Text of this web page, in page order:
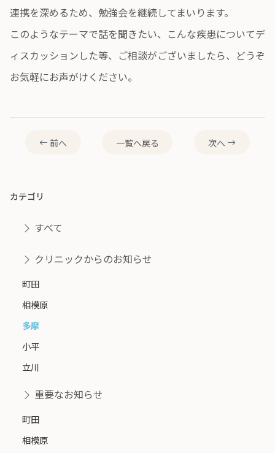
連携を深めるため、勉強会を継続してまいります。
このようなテーマで話を聞きたい、こんな疾患についてデ
ィスカッションした等、ご相談がございましたら、どうぞ
お気軽にお声がけください。
前へ 一覧へ戻る 次へ
カテゴリ
すべて
クリニックからのお知らせ
町田
相模原
多摩
小平
立川
重要なお知らせ
町田
相模原